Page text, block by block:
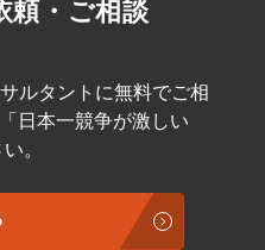
新宿区西新宿3丁目8番3号 新
頼・ご相談
ルタントに無料でご相
日本一競争が激しい
。